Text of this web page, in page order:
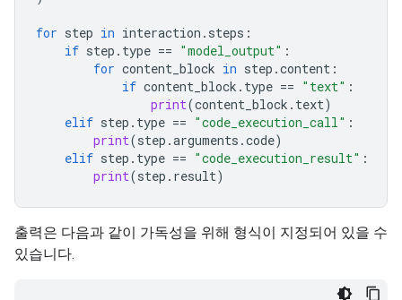
for step in interaction . steps :
if step . type == "model_output" :
for content_block in step .content :
if content_block . type == "text" :
print(content_block . text)
elif step . type == "code_execution_call" :
print(step .arguments .code)
elif step . type == "code_execution_result" :
print(step . result)
출력은 다음과 같이 가독성을 위해 형식이 지정되어 있을 수
있습니다.